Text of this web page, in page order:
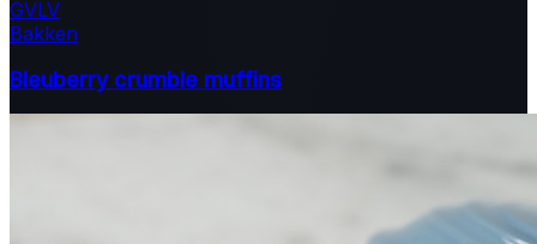
GVLV
Bakken
Bleuberry crumble muffins